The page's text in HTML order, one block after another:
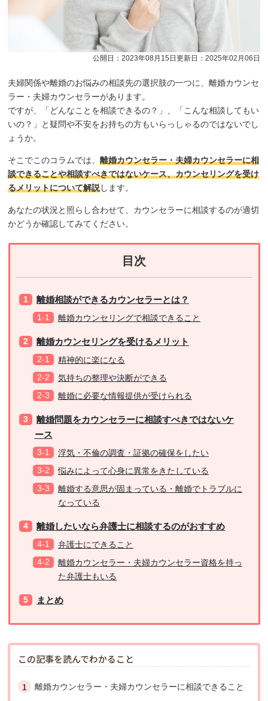
公開日：2023年08月15日 更新日：2025年02月06日
夫婦関係や離婚のお悩みの相談先の選択肢の一つに、離婚カウンセ
ラー・夫婦カウンセラーがあります。
ですが、「どんなことを相談できるの？」、「こんな相談してもい
いの？」と疑問や不安をお持ちの方もいらっしゃるのではないでし
ょうか。
そこでこのコラムでは、離婚カウンセラー・夫婦カウンセラーに相
談できることや相談すべきではないケース、カウンセリングを受け
るメリットについて解説します。
あなたの状況と照らし合わせて、カウンセラーに相談するのが適切
かどうか確認してみてください。
目次
離婚相談ができるカウンセラーとは？
離婚カウンセリングで相談できること
離婚カウンセリングを受けるメリット
精神的に楽になる
気持ちの整理や決断ができる
離婚に必要な情報提供が受けられる
離婚問題をカウンセラーに相談すべきではないケ
ース
浮気・不倫の調査・証拠の確保をしたい
悩みによって心身に異常をきたしている
離婚する意思が固まっている・離婚でトラブルに
なっている
離婚したいなら弁護士に相談するのがおすすめ
弁護士にできること
離婚カウンセラー・夫婦カウンセラー資格を持っ
た弁護士もいる
まとめ
この記事を読んでわかること
離婚カウンセラー・夫婦カウンセラーに相談できること